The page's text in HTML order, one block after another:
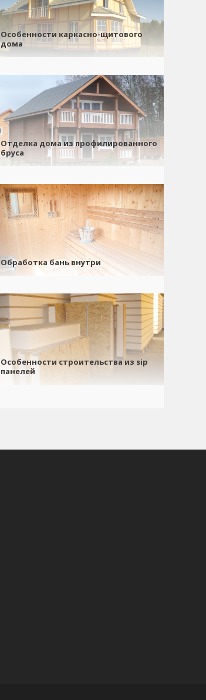
Особенности каркасно-щитового
дома
Отделка дома из профилированного
бруса
Обработка бань внутри
Особенности строительства из sip
панелей